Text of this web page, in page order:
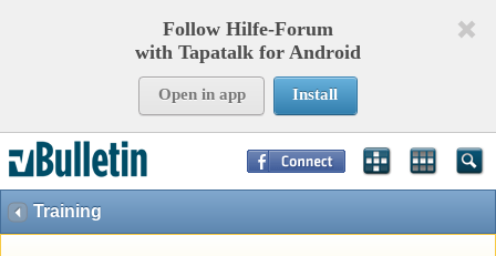
Follow Hilfe-Forum
with Tapatalk for Android
Open in app Install
Training
Page Time:0,07745
Templates:26